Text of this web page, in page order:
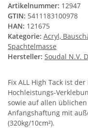
Artikelnummer: 12947
GTIN: 5411183100978
HAN: 121675
Kategorie: Acryl,
Spachtelmasse
Hersteller: Soudal N.V.
Fix ALL High Tack ist
Hochleistungs-
sowie auf allen
Anfangshaftung mit
(320kg/10cm²).